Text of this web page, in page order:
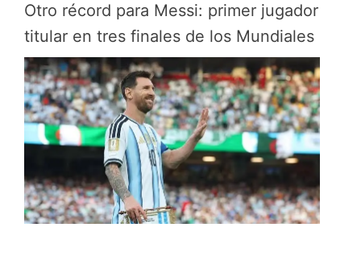
Otro récord para Messi: primer jugador
titular en tres finales de los Mundiales